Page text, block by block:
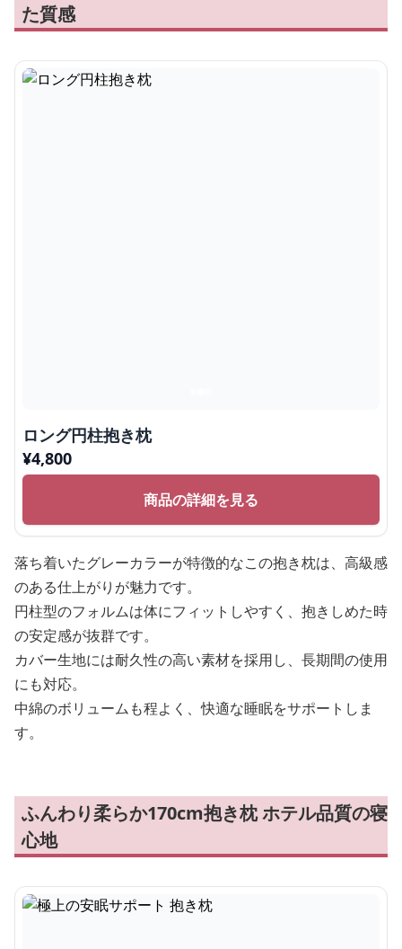
た質感
ロング円柱抱き枕
¥4,800
商品の詳細を見る
落ち着いたグレーカラーが特徴的なこの抱き枕は、高級感
のある仕上がりが魅力です。
円柱型のフォルムは体にフィットしやすく、抱きしめた時
の安定感が抜群です。
カバー生地には耐久性の高い素材を採用し、長期間の使用
にも対応。
中綿のボリュームも程よく、快適な睡眠をサポートしま
す。
ふんわり柔らか170cm抱き枕 ホテル品質の寝
心地